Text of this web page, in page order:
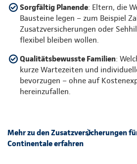
Sorgfältig Planende: Eltern, die
Bausteine legen – zum Beispiel
Zusatzversicherungen oder
flexibel bleiben wollen.
Qualitätsbewusste Familien:
kurze Wartezeiten und
bevorzugen – ohne auf
hereinzufallen.
Mehr zu den Zusatzversicherungen
Continentale erfahren